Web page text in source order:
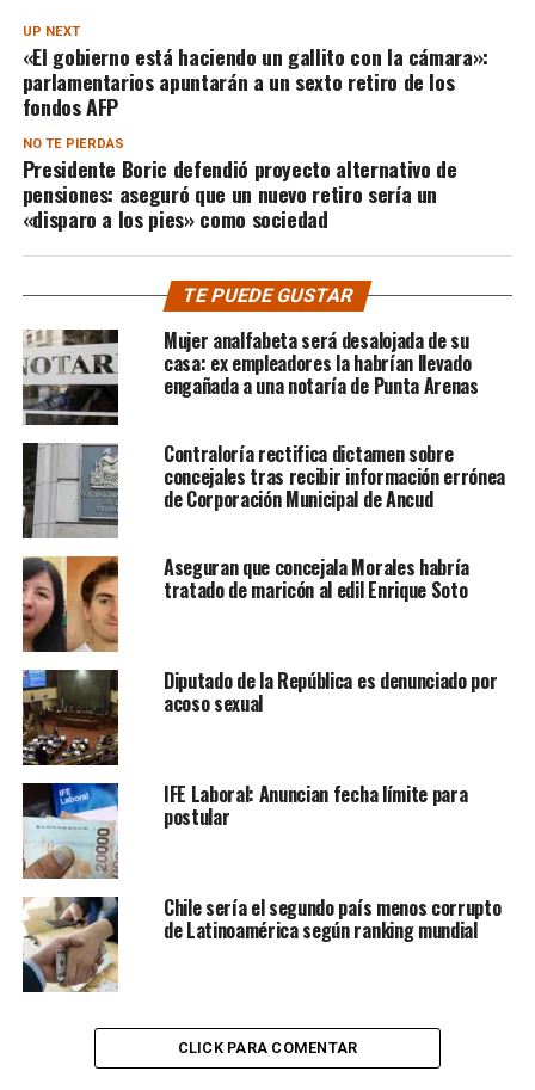
UP NEXT
«El gobierno está haciendo un gallito con la cámara»:
parlamentarios apuntarán a un sexto retiro de los
fondos AFP
NO TE PIERDAS
Presidente Boric defendió proyecto alternativo de
pensiones: aseguró que un nuevo retiro sería un
«disparo a los pies» como sociedad
TE PUEDE GUSTAR
Mujer analfabeta será desalojada de su
casa: ex empleadores la habrían llevado
engañada a una notaría de Punta Arenas
Contraloría rectifica dictamen sobre
concejales tras recibir información errónea
de Corporación Municipal de Ancud
Aseguran que concejala Morales habría
tratado de maricón al edil Enrique Soto
Diputado de la República es denunciado por
acoso sexual
IFE Laboral: Anuncian fecha límite para
postular
Chile sería el segundo país menos corrupto
de Latinoamérica según ranking mundial
CLICK PARA COMENTAR